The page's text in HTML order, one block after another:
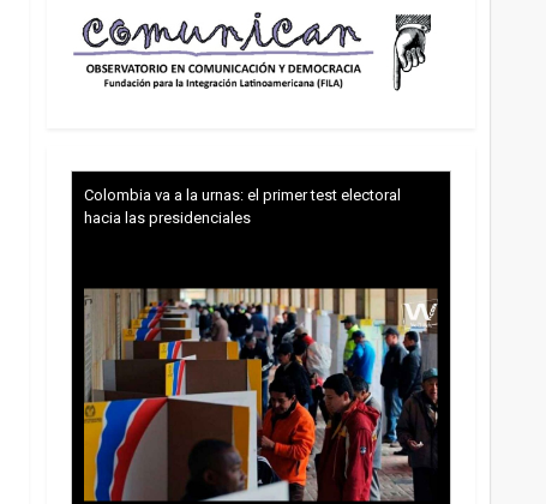
Colombia va a la urnas: el primer test electoral
hacia las presidenciales